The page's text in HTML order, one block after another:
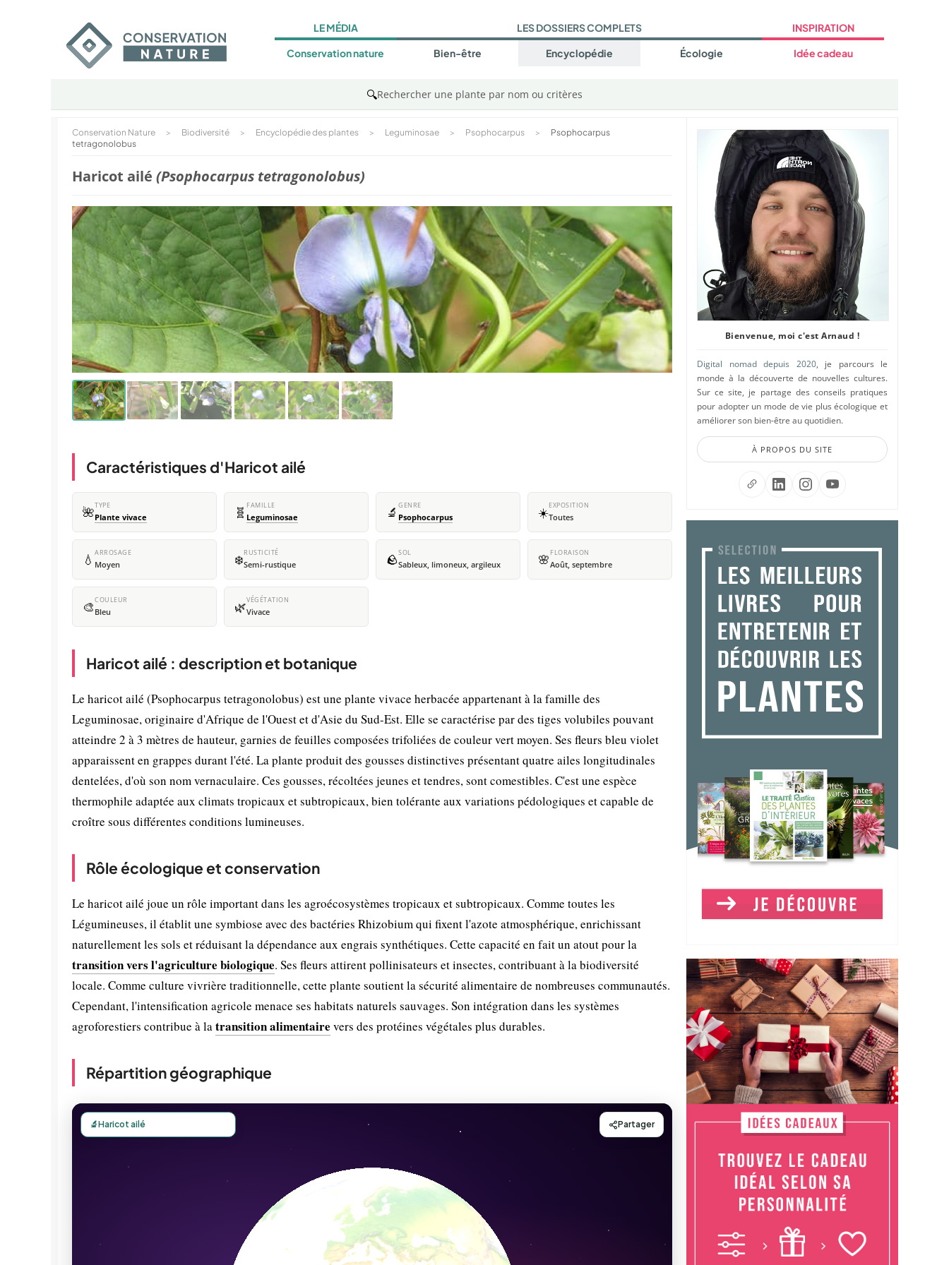
LE MÉDIA
Conservation nature
LES DOSSIERS COMPLETS
Bien-être Encyclopédie Écologie
INSPIRATION
Idée cadeau
🔍Rechercher une plante par nom ou critères
Conservation Nature > Biodiversité > Encyclopédie des plantes > Leguminosae > Psophocarpus >
Psophocarpus
tetragonolobus
Haricot ailé (Psophocarpus tetragonolobus)
Caractéristiques d'Haricot ailé
🌺TYPE
Plante vivace 🧬 FAMILLE
Leguminosae 🔬 GENRE
Psophocarpus ☀️EXPOSITION
Toutes
💧 ARROSAGE
Moyen ❄️RUSTICITÉ
Semi-rustique 🪨SOL
Sableux, limoneux, argileux 🌸 FLORAISON
Août, septembre
🎨COULEUR
Bleu 🌿VÉGÉTATION
Vivace
Haricot ailé : description et botanique
Le haricot ailé (Psophocarpus tetragonolobus) est une plante vivace herbacée appartenant à la famille des
Leguminosae, originaire d'Afrique de l'Ouest et d'Asie du Sud-Est. Elle se caractérise par des tiges volubiles pouvant
atteindre 2 à 3 mètres de hauteur, garnies de feuilles composées trifoliées de couleur vert moyen. Ses fleurs bleu violet
apparaissent en grappes durant l'été. La plante produit des gousses distinctives présentant quatre ailes longitudinales
dentelées, d'où son nom vernaculaire. Ces gousses, récoltées jeunes et tendres, sont comestibles. C'est une espèce
thermophile adaptée aux climats tropicaux et subtropicaux, bien tolérante aux variations pédologiques et capable de
croître sous différentes conditions lumineuses.
Rôle écologique et conservation
Le haricot ailé joue un rôle important dans les agroécosystèmes tropicaux et subtropicaux. Comme toutes les
Légumineuses, il établit une symbiose avec des bactéries Rhizobium qui fixent l'azote atmosphérique, enrichissant
naturellement les sols et réduisant la dépendance aux engrais synthétiques. Cette capacité en fait un atout pour la
transition vers l'agriculture biologique. Ses fleurs attirent pollinisateurs et insectes, contribuant à la biodiversité
locale. Comme culture vivrière traditionnelle, cette plante soutient la sécurité alimentaire de nombreuses communautés.
Cependant, l'intensification agricole menace ses habitats naturels sauvages. Son intégration dans les systèmes
agroforestiers contribue à latransition alimentaire vers des protéines végétales plus durables.
Répartition géographique
Bienvenue, moi c'est Arnaud !
Digital nomad depuis 2020, je parcours le
monde à la découverte de nouvelles cultures.
Sur ce site, je partage des conseils pratiques
pour adopter un mode de vie plus écologique et
améliorer son bien-être au quotidien.
À PROPOS DU SITE